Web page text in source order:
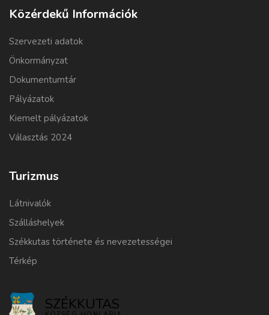
Közérdekű Információk
Szervezeti adatok
Önkormányzat
Dokumentumtár
Pályázatok
Kiemelt pályázatok
Választás 2024
Turizmus
Látnivalók
Szálláshelyek
Székkutas története és nevezetességei
Térkép
SZÉKKUTAS